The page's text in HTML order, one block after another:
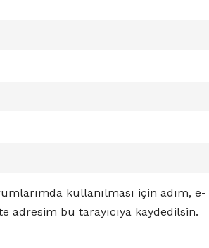
kullanılması için adım, e-
adresim bu tarayıcıya kaydedilsin.